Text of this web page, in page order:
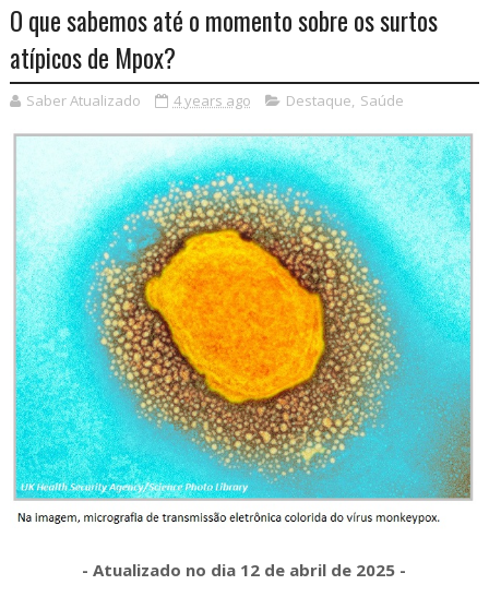
O que sabemos até o momento sobre os surtos
atípicos de Mpox?
Saber Atualizado 4 years ago Destaque, Saúde
- Atualizado no dia 12 de abril de 2025 -